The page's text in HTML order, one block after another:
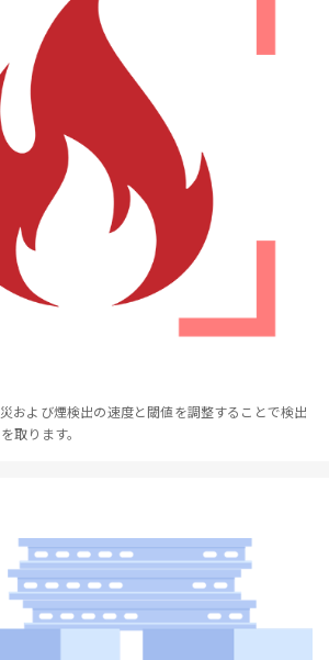
および煙検出の速度と閾値を調整することで検出
取ります。